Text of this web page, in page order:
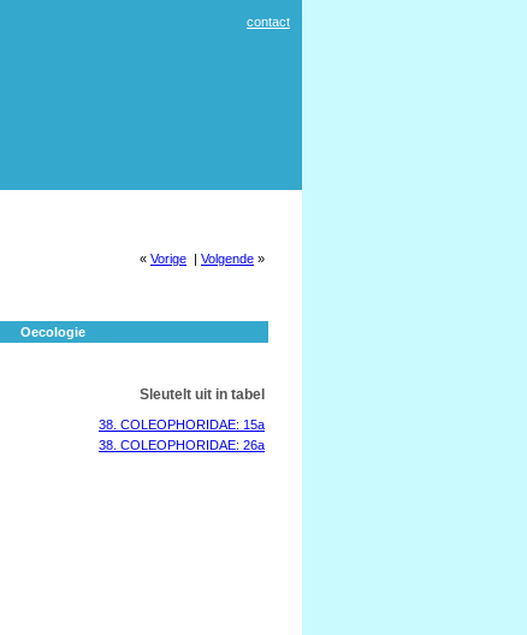
contact
« Vorige | Volgende »
Oecologie
Sleutelt uit in tabel
38. COLEOPHORIDAE: 15a
38. COLEOPHORIDAE: 26a